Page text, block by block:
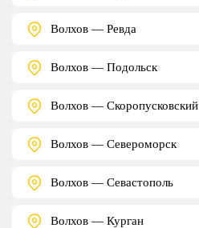
Волхов — Ревда
Волхов — Подольск
Волхов — Скоропусковский
Волхов — Североморск
Волхов — Севастополь
Волхов — Курган